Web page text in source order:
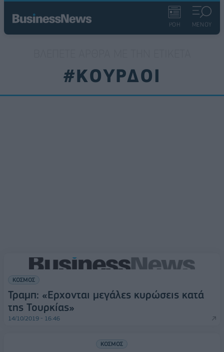
ΡΟΗ ΜΕΝΟΥ
#ΚΟΥΡΔΟΙ
ΚΟΣΜΟΣ
Τραμπ: «Ερχονται μεγάλες κυρώσεις κατά
της Τουρκίας»
14/10/2019 - 16:46
ΚΟΣΜΟΣ